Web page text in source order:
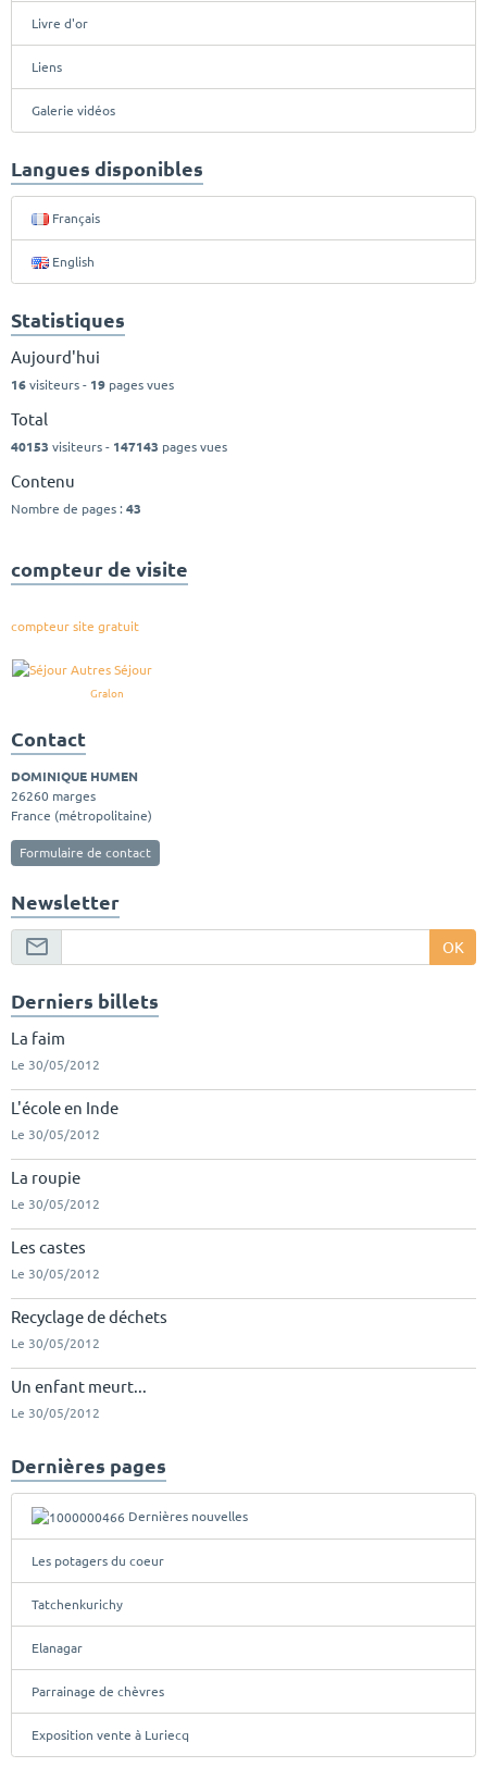
Livre d'or
Liens
Galerie vidéos
Langues disponibles
Français
English
Statistiques
Aujourd'hui
16visiteurs - 19 pages vues
Total
40153 visiteurs - 147143 pages vues
Contenu
Nombre de pages : 43
compteur de visite
compteur site gratuit
Gralon
Contact
DOMINIQUE HUMEN
26260 marges
France (métropolitaine)
Formulaire de contact
Newsletter
OK
Derniers billets
La faim
Le 30/05/2012
L'école en Inde
Le 30/05/2012
La roupie
Le 30/05/2012
Les castes
Le 30/05/2012
Recyclage de déchets
Le 30/05/2012
Un enfant meurt...
Le 30/05/2012
Dernières pages
Dernières nouvelles
Les potagers du coeur
Tatchenkurichy
Elanagar
Parrainage de chèvres
Exposition vente à Luriecq